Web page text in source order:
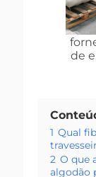
de
1 Qual
2 O que
algodão